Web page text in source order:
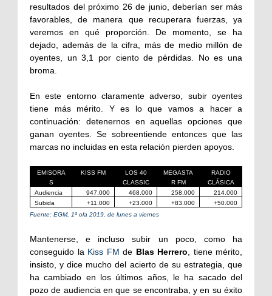
resultados del próximo 26 de junio, deberían ser más
favorables, de manera que recuperara fuerzas, ya
veremos en qué proporción. De momento, se ha
dejado, además de la cifra, más de medio millón de
oyentes, un 3,1 por ciento de pérdidas. No es una
broma.
En este entorno claramente adverso, subir oyentes
tiene más mérito. Y es lo que vamos a hacer a
continuación: detenernos en aquellas opciones que
ganan oyentes. Se sobreentiende entonces que las
marcas no incluidas en esta relación pierden apoyos.
EMISORA
S
KISS FM
LOS 40
CLASSIC
MEGASTA
R FM
RADIO
CLÁSICA
Audiencia
947.000 468.000 258.000
214.000
Subida
+11.000 +23.000 +83.000
+50.000
Fuente: EGM, 1ª ola 2019, de lunes a viernes
Mantenerse, e incluso subir un poco, como ha
conseguido la Kiss FM de Blas Herrero, tiene mérito,
insisto, y dice mucho del acierto de su estrategia, que
ha cambiado en los últimos años, le ha sacado del
pozo de audiencia en que se encontraba, y en su éxito